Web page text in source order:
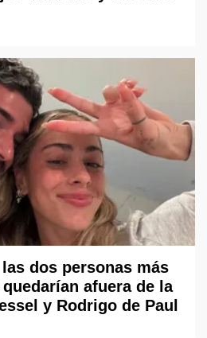
dos personas más
afuera de la
y Rodrigo de Paul